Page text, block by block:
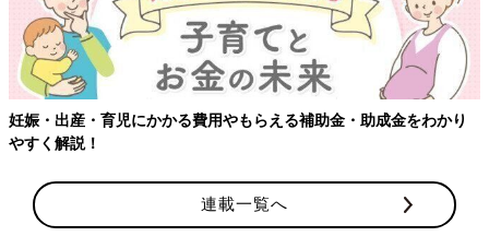
育児にかかる費用やもらえる補助金・助成金をわかり
連載一覧へ